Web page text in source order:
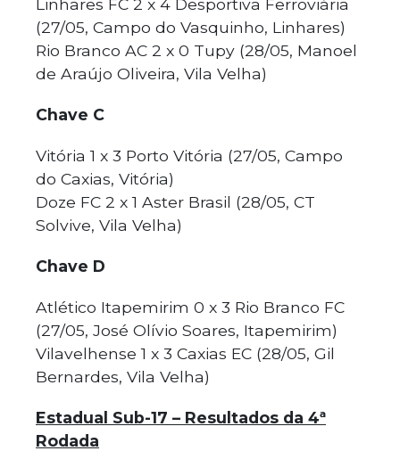
Linhares FC 2 x 4 Desportiva Ferroviária
(27/05, Campo do Vasquinho, Linhares)
Rio Branco AC 2 x 0 Tupy (28/05, Manoel
de Araújo Oliveira, Vila Velha)
Chave C
Vitória 1 x 3 Porto Vitória (27/05, Campo
do Caxias, Vitória)
Doze FC 2 x 1 Aster Brasil (28/05, CT
Solvive, Vila Velha)
Chave D
Atlético Itapemirim 0 x 3 Rio Branco FC
(27/05, José Olívio Soares, Itapemirim)
Vilavelhense 1 x 3 Caxias EC (28/05, Gil
Bernardes, Vila Velha)
Estadual Sub-17 – Resultados da 4ª
Rodada